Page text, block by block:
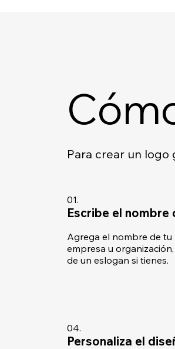
Para crear un logo
01.
Escribe el nombre
Agrega el nombre de tu
empresa u
de un eslogan si tienes.
04.
Personaliza el